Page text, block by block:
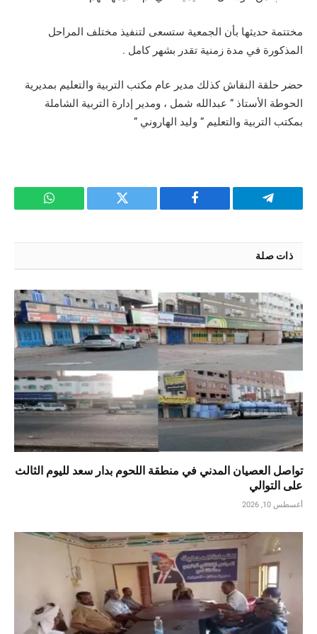
مختتمة حديثها بأن الجمعية ستسعى لتنفيذ مختلف المراحل
المذكورة في مدة زمنية تقدر بشهر كامل .
حضر حلقة النقاش كذلك مدير عام مكتب التربية والتعليم بمديرية
الحوطة الأستاذ ” عبدالله شمل ، ومدير إدارة التربية الشاملة
بمكتب التربية والتعليم ” وليد الهاروني ”
تيلقرام فيسبوك تويتر واتساب
ذات صلة
تواصل العصيان المدني في منطقة اللحوم بدار سعد لليوم الثالث
على التوالي
أغسطس 10, 2026